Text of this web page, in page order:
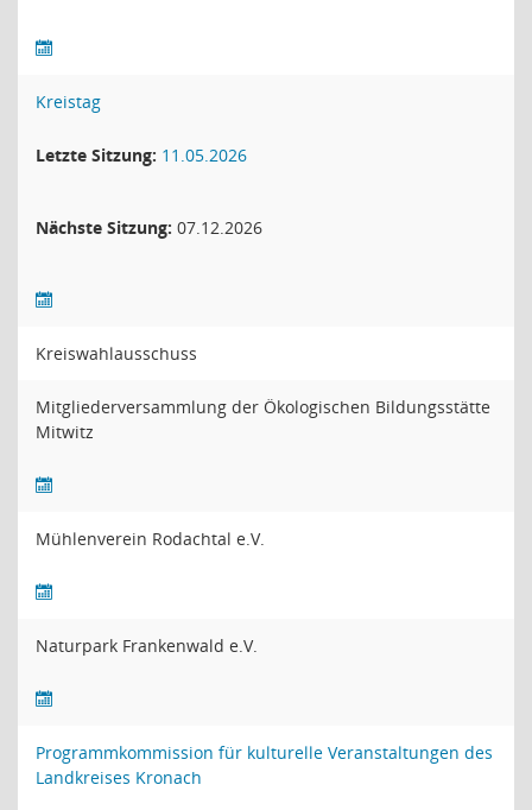
Kreistag
Letzte Sitzung: 11.05.2026
Nächste Sitzung: 07.12.2026
Kreiswahlausschuss
Mitgliederversammlung der Ökologischen Bildungsstätte
Mitwitz
Mühlenverein Rodachtal e.V.
Naturpark Frankenwald e.V.
Programmkommission für kulturelle Veranstaltungen des
Landkreises Kronach